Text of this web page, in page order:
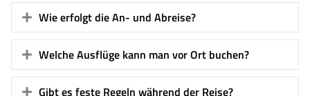
Expand
Wie erfolgt die An- und Abreise?
Expand
Welche Ausflüge kann man vor Ort buchen?
Expand
Gibt es feste Regeln während der Reise?